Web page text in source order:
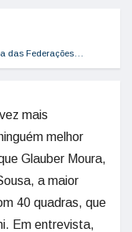
das Federações…
mais
melhor
Glauber Moura,
a maior
40 quadras, que
Em entrevista,